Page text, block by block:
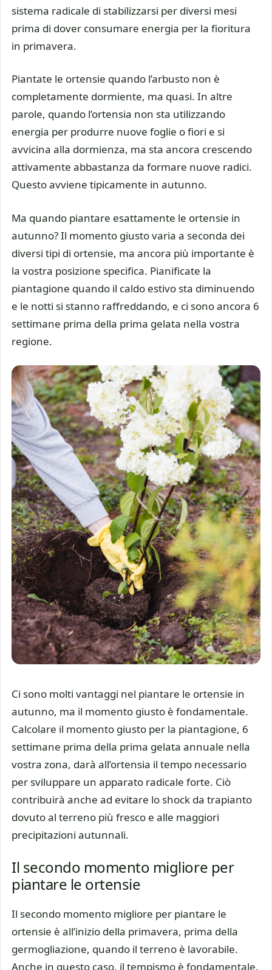
sistema radicale di stabilizzarsi per diversi mesi
prima di dover consumare energia per la fioritura
in primavera.
Piantate le ortensie quando l’arbusto non è
completamente dormiente, ma quasi. In altre
parole, quando l’ortensia non sta utilizzando
energia per produrre nuove foglie o fiori e si
avvicina alla dormienza, ma sta ancora crescendo
attivamente abbastanza da formare nuove radici.
Questo avviene tipicamente in autunno.
Ma quando piantare esattamente le ortensie in
autunno? Il momento giusto varia a seconda dei
diversi tipi di ortensie, ma ancora più importante è
la vostra posizione specifica. Pianificate la
piantagione quando il caldo estivo sta diminuendo
e le notti si stanno raffreddando, e ci sono ancora 6
settimane prima della prima gelata nella vostra
regione.
Ci sono molti vantaggi nel piantare le ortensie in
autunno, ma il momento giusto è fondamentale.
Calcolare il momento giusto per la piantagione, 6
settimane prima della prima gelata annuale nella
vostra zona, darà all’ortensia il tempo necessario
per sviluppare un apparato radicale forte. Ciò
contribuirà anche ad evitare lo shock da trapianto
dovuto al terreno più fresco e alle maggiori
precipitazioni autunnali.
Il secondo momento migliore per
piantare le ortensie
Il secondo momento migliore per piantare le
ortensie è all’inizio della primavera, prima della
germogliazione, quando il terreno è lavorabile.
Anche in questo caso, il tempismo è fondamentale.